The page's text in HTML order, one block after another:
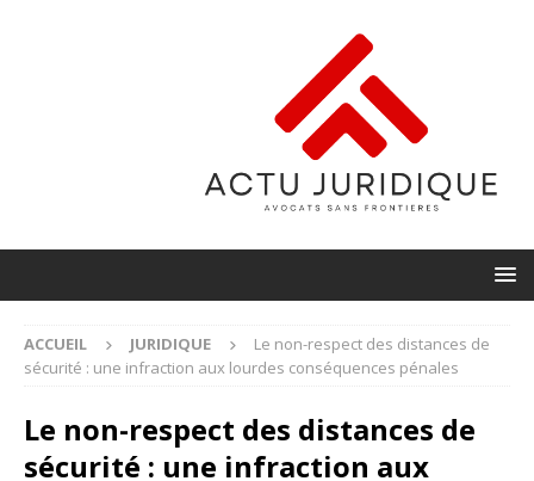
ACCUEIL JURIDIQUE
Le non-respect des distances de
sécurité : une infraction aux lourdes conséquences pénales
Le non-respect des distances de
sécurité : une infraction aux